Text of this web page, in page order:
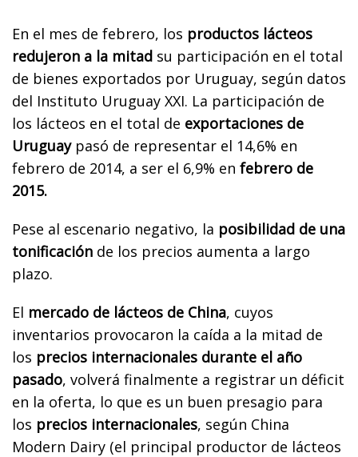
En el mes de febrero, los productos lácteos
redujeron a la mitad su participación en el total
de bienes exportados por Uruguay, según datos
del Instituto Uruguay XXI. La participación de
los lácteos en el total de exportaciones de
Uruguaypasó de representar el 14,6% en
febrero de 2014, a ser el 6,9% en febrero de
2015.
Pese al escenario negativo, la posibilidad de una
tonificación de los precios aumenta a largo
plazo.
El mercado de lácteos de China, cuyos
inventarios provocaron la caída a la mitad de
los precios internacionales durante el año
pasado, volverá finalmente a registrar un déficit
en la oferta, lo que es un buen presagio para
los precios internacionales, según China
Modern Dairy (el principal productor de lácteos